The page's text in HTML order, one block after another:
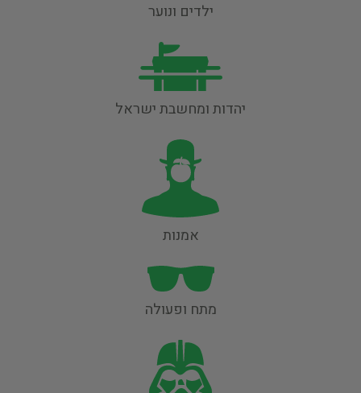
ילדים ונוער
יהדות ומחשבת ישראל
אמנות
מתח ופעולה